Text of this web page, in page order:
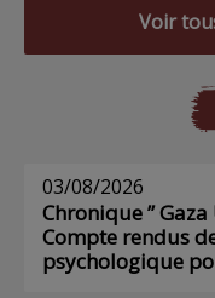
Voir
03/08/2026
Chronique ”
Compte rendus
psychologique